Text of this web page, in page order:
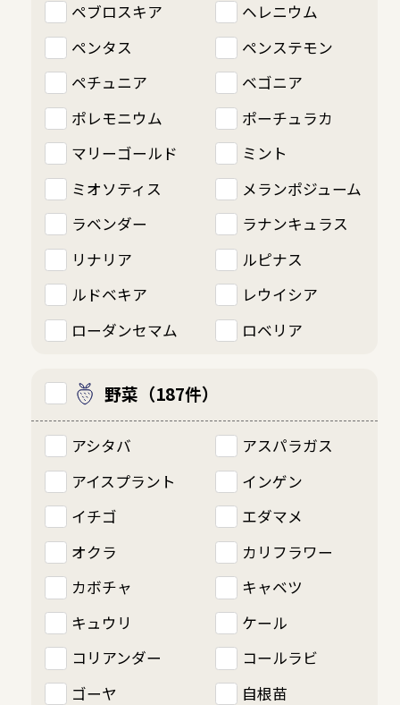
ペブロスキア
ヘレニウム
ペンタス
ペンステモン
ペチュニア
ベゴニア
ポレモニウム
ポーチュラカ
マリーゴールド
ミント
ミオソティス
メランポジューム
ラベンダー
ラナンキュラス
リナリア
ルピナス
ルドベキア
レウイシア
ローダンセマム
ロベリア
野菜（187件）
アシタバ
アスパラガス
アイスプラント
インゲン
イチゴ
エダマメ
オクラ
カリフラワー
カボチャ
キャベツ
キュウリ
ケール
コリアンダー
コールラビ
ゴーヤ
自根苗